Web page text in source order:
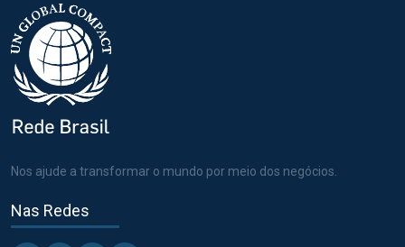
Nos ajude a transformar o mundo por meio dos negócios.
Nas Redes